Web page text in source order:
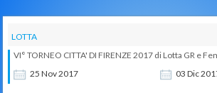
LOTTA
25 Nov2017 03 Dic
VI° TORNEO CITTA' DI FIRENZE 2017 di Lotta GR e